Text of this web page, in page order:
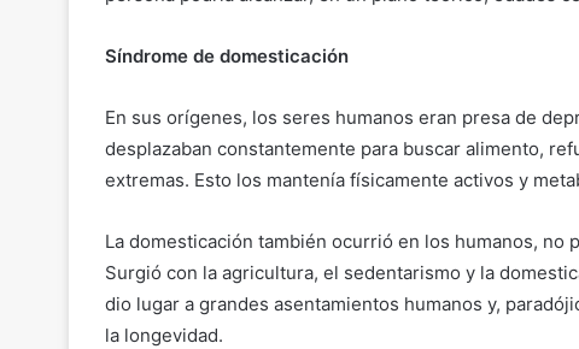
Síndrome de domesticación
En sus orígenes, los seres humanos eran presa de
desplazaban constantemente para buscar alimento,
extremas. Esto los mantenía físicamente activos y
La domesticación también ocurrió en los humanos,
Surgió con la agricultura, el sedentarismo y la
dio lugar a grandes asentamientos humanos y,
la longevidad.